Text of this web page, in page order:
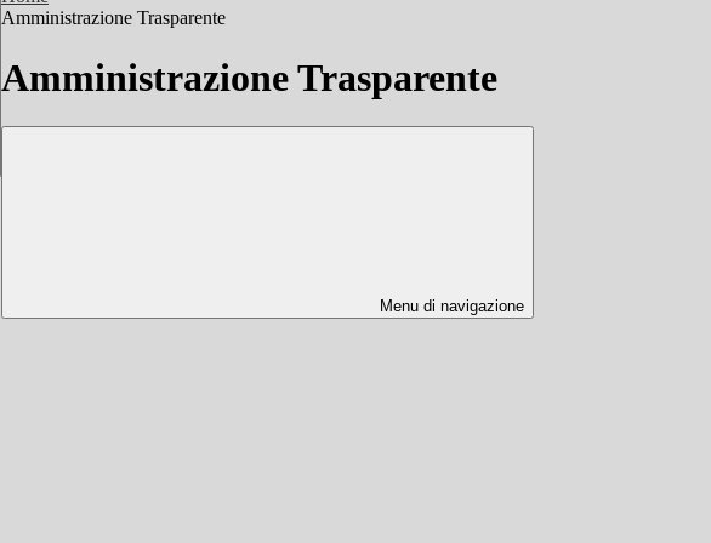
Amministrazione Trasparente
Amministrazione Trasparente
Menu di navigazione